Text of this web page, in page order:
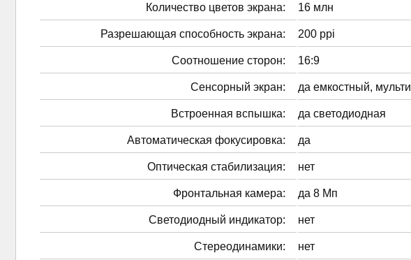
Количество цветов экрана: 16 млн
Разрешающая способность экрана: 200 ppi
Соотношение сторон: 16:9
Сенсорный экран: да емкостный,
Встроенная вспышка: да светодиодная
Автоматическая фокусировка: да
Оптическая стабилизация: нет
Фронтальная камера: да 8 Мп
Светодиодный индикатор: нет
Стереодинамики: нет